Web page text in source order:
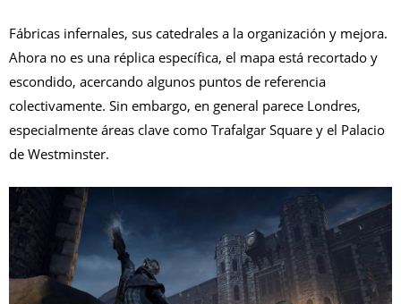
Fábricas infernales, sus catedrales a la organización y mejora.
Ahora no es una réplica específica, el mapa está recortado y
escondido, acercando algunos puntos de referencia
colectivamente. Sin embargo, en general parece Londres,
especialmente áreas clave como Trafalgar Square y el Palacio
de Westminster.